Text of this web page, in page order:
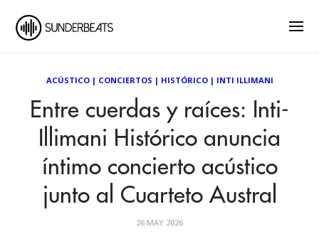
ACÚSTICO| CONCIERTOS | HISTÓRICO| INTI ILLIMANI
Entre cuerdas y raíces: Inti-
Illimani Histórico anuncia
íntimo concierto acústico
junto al Cuarteto Austral
26 MAY 2026